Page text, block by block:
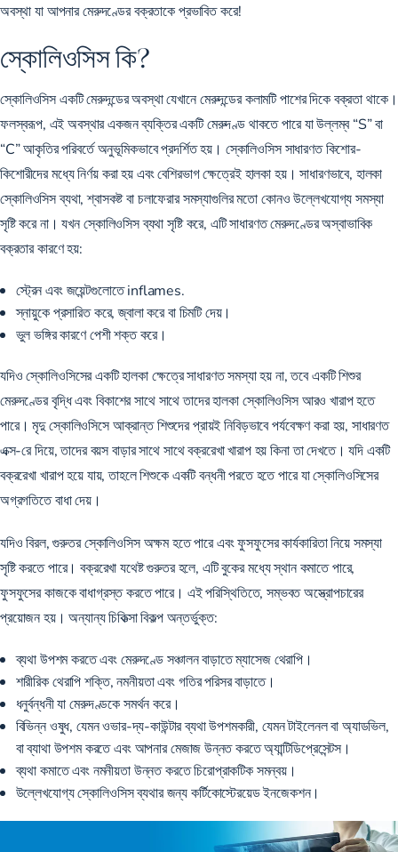
অবস্থা যা আপনার মেরুদণ্ডের বক্রতাকে প্রভাবিত করে!
স্কোলিওসিস কি?
স্কোলিওসিস একটি মেরুদন্ডের অবস্থাযেখানে মেরুদন্ডের কলামটি পাশের দিকে বক্রতা থাকে।
ফলস্বরূপ, এই অবস্থার একজন ব্যক্তির একটি মেরুদণ্ড থাকতে পারে যা উল্লম্ব “S” বা
“C” আকৃতির পরিবর্তে অনুভূমিকভাবে প্রদর্শিত হয়। স্কোলিওসিস সাধারণত কিশোর-
কিশোরীদের মধ্যে নির্ণয় করা হয় এবং বেশিরভাগ ক্ষেত্রেই হালকা হয়। সাধারণভাবে, হালকা
স্কোলিওসিস ব্যথা, শ্বাসকষ্ট বা চলাফেরার সমস্যাগুলির মতো কোনও উল্লেখযোগ্য সমস্যা
সৃষ্টি করে না। যখন স্কোলিওসিস ব্যথা সৃষ্টি করে, এটি সাধারণত মেরুদণ্ডের অস্বাভাবিক
বক্রতার কারণে হয়:
স্ট্রেন এবং জয়েন্টগুলোতে inflames.
স্নায়ুকে প্রসারিত করে, জ্বালা করে বা চিমটি দেয়।
ভুল ভঙ্গির কারণে পেশী শক্ত করে।
যদিও স্কোলিওসিসের একটি হালকা ক্ষেত্রে সাধারণত সমস্যা হয় না,তবে একটি শিশুর
মেরুদণ্ডের বৃদ্ধি এবং বিকাশের সাথে সাথে তাদের হালকা স্কোলিওসিসআরও খারাপ হতে
পারে। মৃদু স্কোলিওসিসে আক্রান্ত শিশুদের প্রায়ই নিবিড়ভাবে পর্যবেক্ষণ করা হয়, সাধারণত
এক্স-রে দিয়ে, তাদের বয়স বাড়ার সাথে সাথে বক্ররেখা খারাপ হয় কিনা তা দেখতে। যদি একটি
বক্ররেখা খারাপ হয়ে যায়, তাহলে শিশুকে একটি বন্ধনী পরতে হতে পারে যা স্কোলিওসিসের
অগ্রগতিতে বাধা দেয়।
যদিও বিরল, গুরুতর স্কোলিওসিস অক্ষম হতে পারে এবং ফুসফুসের কার্যকারিতা নিয়ে সমস্যা
সৃষ্টি করতে পারে। বক্ররেখা যথেষ্ট গুরুতর হলে, এটি বুকের মধ্যে স্থান কমাতে পারে,
ফুসফুসের কাজকে বাধাগ্রস্ত করতে পারে। এই পরিস্থিতিতে, সম্ভবত অস্ত্রোপচারের
প্রয়োজন হয়। অন্যান্য চিকিত্সা বিকল্প অন্তর্ভুক্ত:
ব্যথা উপশম করতে এবং মেরুদণ্ডে সঞ্চালন বাড়াতে ম্যাসেজ থেরাপি।
শারীরিক থেরাপি শক্তি, নমনীয়তা এবং গতির পরিসর বাড়াতে।
ধনুর্বন্ধনী যা মেরুদণ্ডকে সমর্থন করে।
বিভিন্ন ওষুধ, যেমন ওভার-দ্য-কাউন্টার ব্যথা উপশমকারী, যেমন টাইলেনল বা অ্যাডভিল,
বা ব্যাথা উপশম করতে এবং আপনার মেজাজ উন্নত করতে অ্যান্টিডিপ্রেসেন্টস।
ব্যথা কমাতে এবং নমনীয়তা উন্নত করতে চিরোপ্রাকটিক সমন্বয়।
উল্লেখযোগ্য স্কোলিওসিস ব্যথার জন্য কর্টিকোস্টেরয়েড ইনজেকশন।